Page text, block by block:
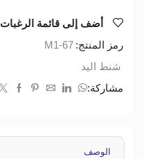
أضف إلى قائمة الرغبات
رمز المنتج: M1-67
شنط اليد
مشاركة:
الوصف